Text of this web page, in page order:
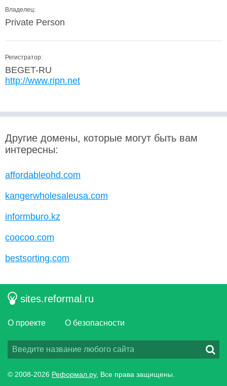
Владелец:
Private Person
Регистратор:
BEGET-RU
http://www.ripn.net
Другие домены, которые могут быть вам
интересны:
affordableohd.com
kangerwholesaleusa.com
informburo.kz
coocoo.com
bestsorting.com
sites.reformal.ru
О проекте О безопасности
© 2008-2026 Реформал.ру, Все права защищены.